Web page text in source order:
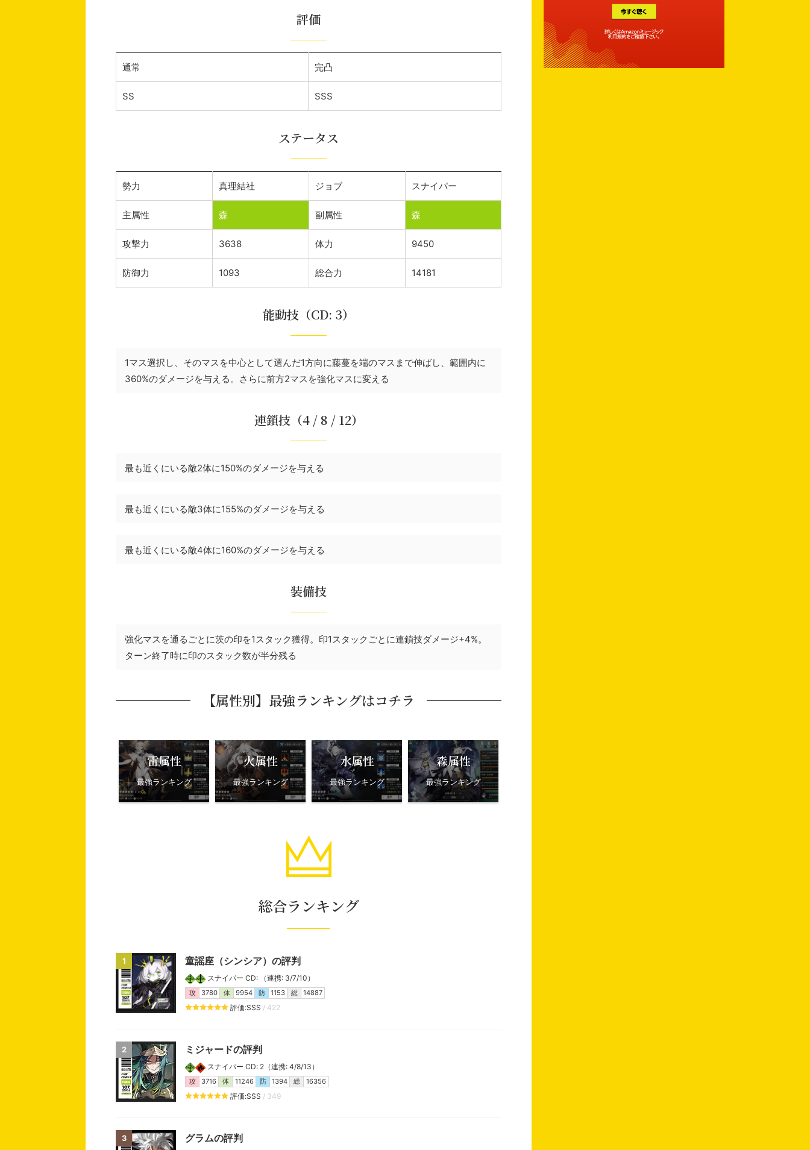
評価
通常 完凸
SS SSS
ステータス
勢力 真理結社 ジョブ スナイパー
主属性 森 副属性 森
攻撃力 3638 体力 9450
防御力 1093 総合力 14181
能動技（CD: 3）
1マス選択し、そのマスを中心として選んだ1方向に藤蔓を端のマスまで伸ばし、範囲内に
360%のダメージを与える。さらに前方2マスを強化マスに変える
連鎖技（4 / 8 / 12）
最も近くにいる敵2体に150%のダメージを与える
最も近くにいる敵3体に155%のダメージを与える
最も近くにいる敵4体に160%のダメージを与える
装備技
強化マスを通るごとに茨の印を1スタック獲得。印1スタックごとに連鎖技ダメージ+4%。
ターン終了時に印のスタック数が半分残る
【属性別】最強ランキングはコチラ
雷属性
最強ランキング
火属性
最強ランキング
水属性
最強ランキング
森属性
最強ランキング
総合ランキング
1 童謡座（シンシア）の評判
スナイパー CD: （連携: 3/7/10）
攻 3780 体 9954 防 1153 総 14887
評価:SSS / 422
2 ミジャードの評判
スナイパー CD: 2（連携: 4/8/13）
攻 3716 体 11246 防 1394 総 16356
評価:SSS / 349
3 グラムの評判